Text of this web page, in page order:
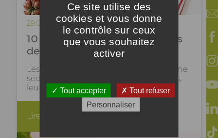
29.05.26
10 idées de recettes de salades
de tomates côtelées
Les tomates côtelées Prince de Bretagne
séduisent par leurs formes généreuses,
leurs…
Lire la suite
Ce site utilise des
cookies et vous donne
le contrôle sur ceux
que vous souhaitez
activer
Tout accepter
Tout refuser
Personnaliser